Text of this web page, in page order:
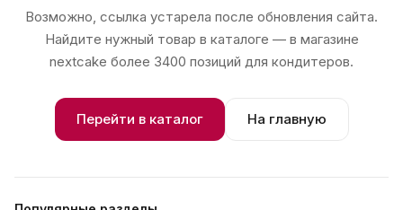
Возможно, ссылка устарела после обновления сайта.
Найдите нужный товар в каталоге — в магазине
nextcake более 3400 позиций для кондитеров.
Перейти в каталог На главную